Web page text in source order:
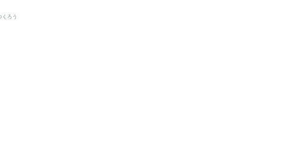
ろう